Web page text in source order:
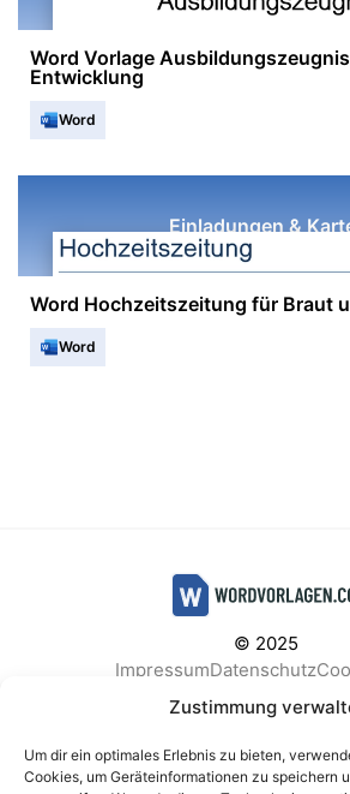
Zustimmung
Um dir ein optimales Erlebnis zu bieten,
Cookies, um Geräteinformationen zu speichern
Word Vorlage
Entwicklung
Word
Einladungen &
Word Hochzeitszeitung für Braut
Word
© 2025
ImpressumDatenschutz
Facebook
Instagram